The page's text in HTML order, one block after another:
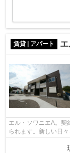
賃貸 | アパート
エル・ソワニエA。契
られます。新しい日